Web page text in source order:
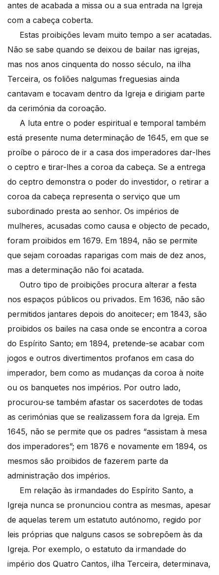
antes de acabada a missa ou a sua entrada na Igreja
com a cabeça coberta.
Estas proibições levam muito tempo a ser acatadas.
Não se sabe quando se deixou de bailar nas igrejas,
mas nos anos cinquenta do nosso século, na ilha
Terceira, os foliões nalgumas freguesias ainda
cantavam e tocavam dentro da Igreja e dirigiam parte
da cerimónia da coroação.
A luta entre o poder espiritual e temporal também
está presente numa determinação de 1645, em que se
proíbe o pároco de ir a casa dos imperadores dar-lhes
o ceptro e tirar-lhes a coroa da cabeça. Se a entrega
do ceptro demonstra o poder do investidor, o retirar a
coroa da cabeça representa o serviço que um
subordinado presta ao senhor. Os impérios de
mulheres, acusadas como causa e objecto de pecado,
foram proibidos em 1679. Em 1894, não se permite
que sejam coroadas raparigas com mais de dez anos,
mas a determinação não foi acatada.
Outro tipo de proibições procura alterar a festa
nos espaços públicos ou privados. Em 1636, não são
permitidos jantares depois do anoitecer; em 1843, são
proibidos os bailes na casa onde se encontra a coroa
do Espírito Santo; em 1894, pretende-se acabar com
jogos e outros divertimentos profanos em casa do
imperador, bem como as mudanças da coroa à noite
ou os banquetes nos impérios. Por outro lado,
procurou-se também afastar os sacerdotes de todas
as cerimónias que se realizassem fora da Igreja. Em
1645, não se permite que os padres “assistam à mesa
dos imperadores”; em 1876 e novamente em 1894, os
mesmos são proibidos de fazerem parte da
administração dos impérios.
Em relação às irmandades do Espírito Santo, a
Igreja nunca se pronunciou contra as mesmas, apesar
de aquelas terem um estatuto autónomo, regido por
leis próprias que nalguns casos se sobrepõem às da
Igreja. Por exemplo, o estatuto da irmandade do
império dos Quatro Cantos, ilha Terceira, determinava,